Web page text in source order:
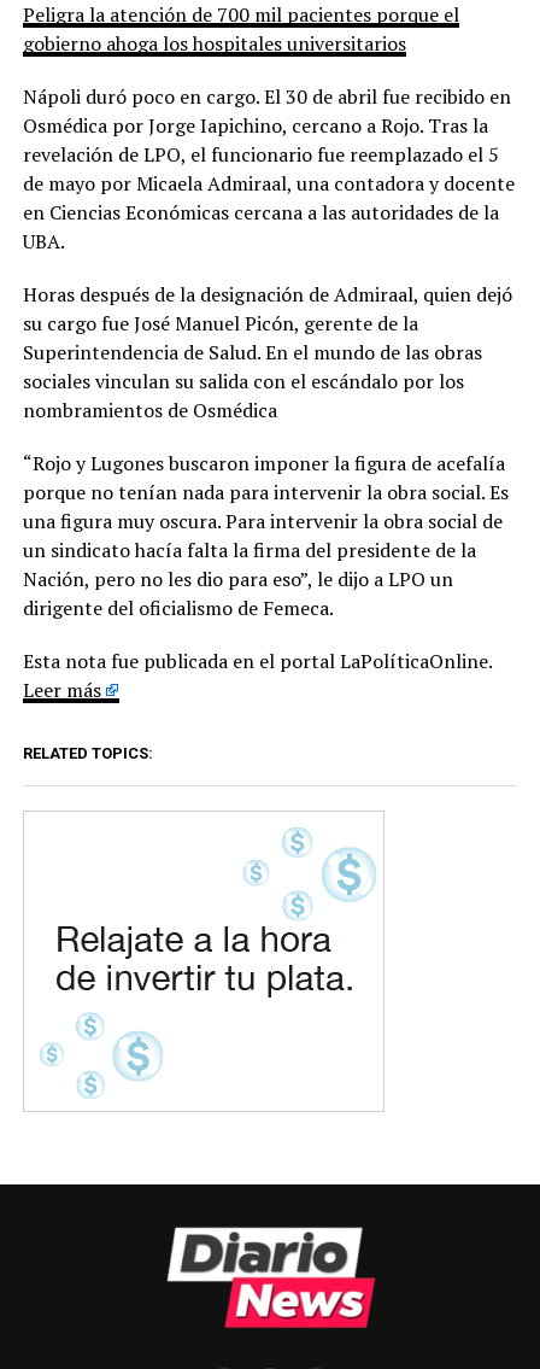
Peligra la atención de 700 mil pacientes porque el
gobierno ahoga los hospitales universitarios
Nápoli duró poco en cargo. El 30 de abril fue recibido en
Osmédica por Jorge Iapichino, cercano a Rojo. Tras la
revelación de LPO, el funcionario fue reemplazado el 5
de mayo por Micaela Admiraal, una contadora y docente
en Ciencias Económicas cercana a las autoridades de la
UBA.
Horas después de la designación de Admiraal, quien dejó
su cargo fue José Manuel Picón, gerente de la
Superintendencia de Salud. En el mundo de las obras
sociales vinculan su salida con el escándalo por los
nombramientos de Osmédica
“Rojo y Lugones buscaron imponer la figura de acefalía
porque no tenían nada para intervenir la obra social. Es
una figura muy oscura. Para intervenir la obra social de
un sindicato hacía falta la firma del presidente de la
Nación, pero no les dio para eso”, le dijo a LPO un
dirigente del oficialismo de Femeca.
Esta nota fue publicada en el portal LaPolíticaOnline.
Leer más
RELATED TOPICS: